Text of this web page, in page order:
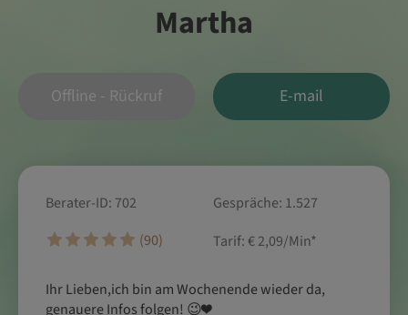
Martha
Offline - Rückruf E-mail
Berater-ID: 702
Gespräche: 1.527
(90)
Tarif: € 2,09/Min*
Ihr Lieben,ich bin am Wochenende wieder da,
genauere Infos folgen! 😉❤️